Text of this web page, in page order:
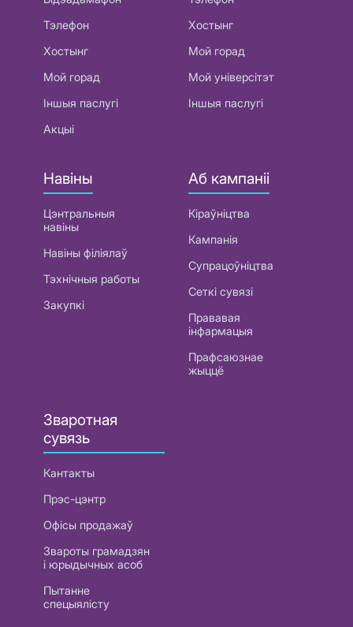
Тэлефон
Хостынг
Мой горад
Іншыя паслугі
Акцыі
Хостынг
Мой горад
Мой універсітэт
Іншыя паслугі
Навіны
Цэнтральныя
навіны
Навіны філіялаў
Тэхнічныя работы
Закупкі
Аб кампаніі
Кіраўніцтва
Кампанія
Супрацоўніцтва
Сеткі сувязі
Прававая
інфармацыя
Прафсаюзнае
жыццё
Зваротная
сувязь
Кантакты
Прэс-цэнтр
Офісы продажаў
Звароты грамадзян
і юрыдычных асоб
Пытанне
спецыялісту